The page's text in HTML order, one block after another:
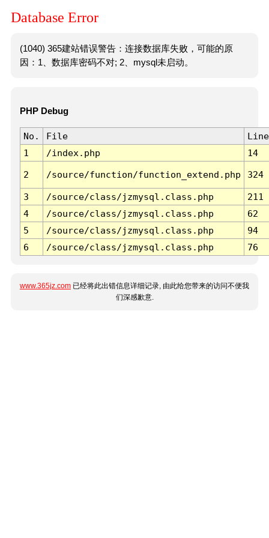
Database Error
(1040) 365建站错误警告：连接数据库失败，可能的原
因：1、数据库密码不对; 2、mysql未启动。
PHP Debug
No. File
Line
1
/index.php 14
2 /source/function/function_extend.php 324
3 /source/class/jzmysql.class.php
211
4
/source/class/jzmysql.class.php
62
5
/source/class/jzmysql.class.php
94
6
/source/class/jzmysql.class.php 76
www.365jz.com 已经将此出错信息详细记录, 由此给您带来的访问不便我
们深感歉意.